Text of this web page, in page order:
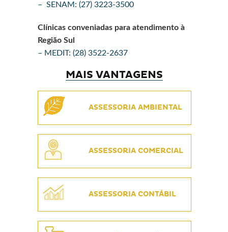
– SENAM: (27) 3223-3500
Clínicas conveniadas para atendimento à
Região Sul
– MEDIT: (28) 3522-2637
MAIS VANTAGENS
ASSESSORIA AMBIENTAL
ASSESSORIA COMERCIAL
ASSESSORIA CONTÁBIL